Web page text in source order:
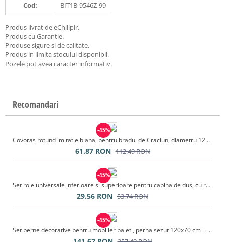
Cod: BIT1B-9546Z-99
Produs livrat de eChilipir.
Produs cu Garantie.
Produse sigure si de calitate.
Produs in limita stocului disponibil.
Pozele pot avea caracter informativ.
Recomandari
-45%
Covoras rotund imitatie blana, pentru bradul de Craciun, diametru 122 cm, blanita culoare alb
61.87 RON 112.49RON
-45%
Set role universale inferioare si superioare pentru cabina de dus, cu rulmenti, 24 piese
29.56 RON 53.74RON
-45%
Set perne decorative pentru mobilier paleti, perna sezut 120x70 cm + perna spate 120x40 cm, culoare gri